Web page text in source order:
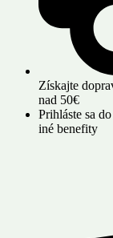
Získajte
nad 50€
Prihláste sa
iné benefity